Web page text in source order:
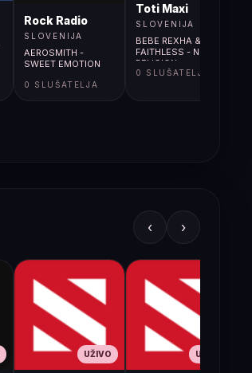
Rock Radio
SLOVENIJA
AEROSMITH -
SWEET EMOTION
0 SLUŠATELJA
Toti Maxi
SLOVENIJA
BEBE REXHA &
FAITHLESS - NEW
RELIGION
0 SLUŠATELJA
‹ ›
UŽIVO UŽIVO